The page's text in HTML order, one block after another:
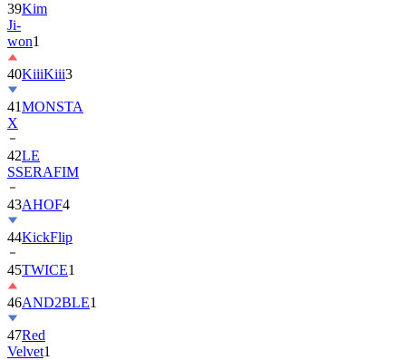
39Kim
Ji-
won1
40KiiiKiii3
41MONSTA
X
42LE
SSERAFIM
43AHOF4
44KickFlip
45TWICE1
46AND2BLE1
47Red
Velvet1